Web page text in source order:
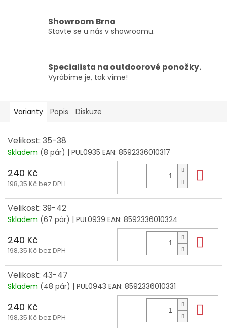
Showroom Brno
Stavte se u nás v showroomu.
Specialista na outdoorové ponožky.
Vyrábíme je, tak víme!
Varianty Popis Diskuze
Velikost: 35-38
Skladem (8 pár) | PUL0935 EAN: 8592336010317
240 Kč
198,35 Kč bez DPH
Velikost: 39-42
Skladem (67 pár) | PUL0939 EAN: 8592336010324
240 Kč
198,35 Kč bez DPH
Velikost: 43-47
Skladem (48 pár) | PUL0943 EAN: 8592336010331
240 Kč
198,35 Kč bez DPH